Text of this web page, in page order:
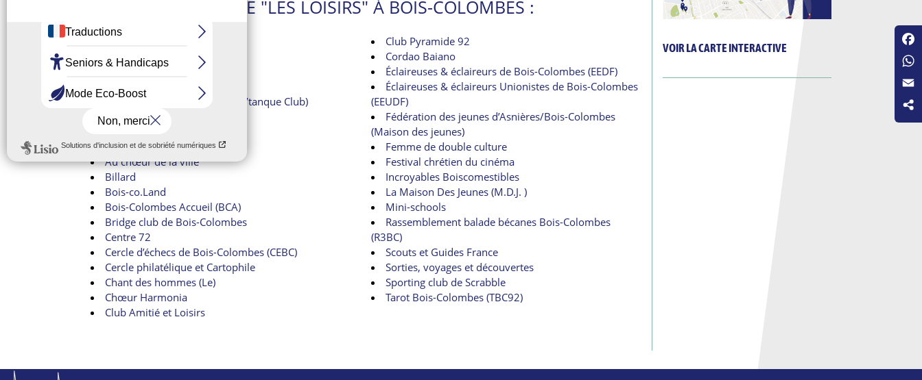
DANS LA CATÉGORIE "LES LOISIRS" À BOIS-COLOMBES :
A l’école de Shuang
A.C.E.L de Bon Secours
Afej Club Delta
Amicale de pétanque de BC (P’tanque Club)
Amicale des Bretons
Aqua BC
Au chœur de la ville
Billard
Bois-co.Land
Bois-Colombes Accueil (BCA)
Bridge club de Bois-Colombes
Centre 72
Cercle d’échecs de Bois-Colombes (CEBC)
Cercle philatélique et Cartophile
Chant des hommes (Le)
Chœur Harmonia
Club Amitié et Loisirs
Club Pyramide 92
Cordao Baiano
Éclaireuses & éclaireurs de Bois-Colombes (EEDF)
Éclaireuses & éclaireurs Unionistes de Bois-Colombes
(EEUDF)
Fédération des jeunes d’Asnières/Bois-Colombes
(Maison des jeunes)
Femme de double culture
Festival chrétien du cinéma
Incroyables Boiscomestibles
La Maison Des Jeunes (M.D.J. )
Mini-schools
Rassemblement balade bécanes Bois-Colombes
(R3BC)
Scouts et Guides France
Sorties, voyages et découvertes
Sporting club de Scrabble
Tarot Bois-Colombes (TBC92)
VOIR LA CARTE INTERACTIVE